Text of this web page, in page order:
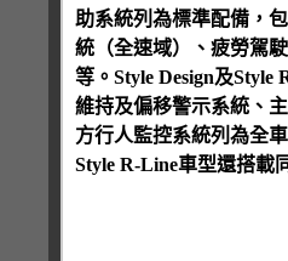
助系統列為標準配備，
統（全速域）、疲勞駕
等。Style Design及
維持及偏移警示系統、
方行人監控系統列為全
Style R-Line車型還搭載